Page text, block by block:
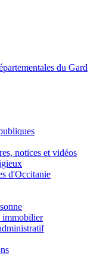
du Gard
notices et vidéos
d'Occitanie
immobilier